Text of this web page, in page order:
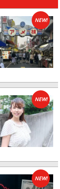
NEW!
NEW!
NEW!